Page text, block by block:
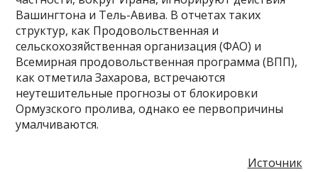
Вашингтона и Тель-Авива. В отчетах таких
структур, как Продовольственная и
сельскохозяйственная организация (ФАО) и
Всемирная продовольственная программа (ВПП),
как отметила Захарова, встречаются
неутешительные прогнозы от блокировки
Ормузского пролива, однако ее первопричины
умалчиваются.
Источник